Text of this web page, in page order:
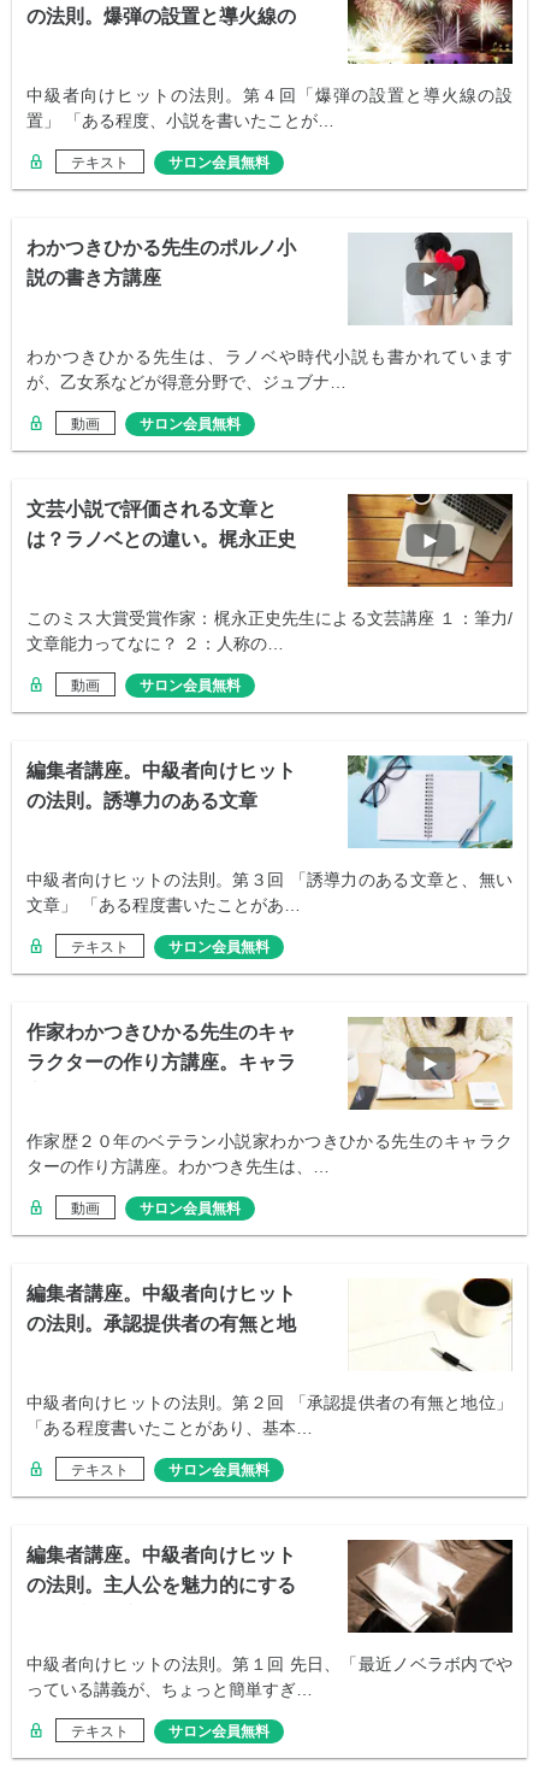
の法則。爆弾の設置と導火線の
中級者向けヒットの法則。第４回「爆弾の設置と導火線の設
置」 「ある程度、小説を書いたことが…
テキスト サロン会員無料
わかつきひかる先生のポルノ小
説の書き方講座
わかつきひかる先生は、ラノベや時代小説も書かれています
が、乙女系などが得意分野で、ジュブナ…
動画 サロン会員無料
文芸小説で評価される文章と
は？ラノベとの違い。梶永正史
このミス大賞受賞作家：梶永正史先生による文芸講座 １：筆力/
文章能力ってなに？ ２：人称の…
動画 サロン会員無料
編集者講座。中級者向けヒット
の法則。誘導力のある文章
中級者向けヒットの法則。第３回 「誘導力のある文章と、無い
文章」 「ある程度書いたことがあ…
テキスト サロン会員無料
作家わかつきひかる先生のキャ
ラクターの作り方講座。キャラ
作家歴２０年のベテラン小説家わかつきひかる先生のキャラク
ターの作り方講座。わかつき先生は、…
動画 サロン会員無料
編集者講座。中級者向けヒット
の法則。承認提供者の有無と地
中級者向けヒットの法則。第２回 「承認提供者の有無と地位」
「ある程度書いたことがあり、基本…
テキスト サロン会員無料
編集者講座。中級者向けヒット
の法則。主人公を魅力的にする
中級者向けヒットの法則。第１回 先日、「最近ノベラボ内でや
っている講義が、ちょっと簡単すぎ…
テキスト サロン会員無料